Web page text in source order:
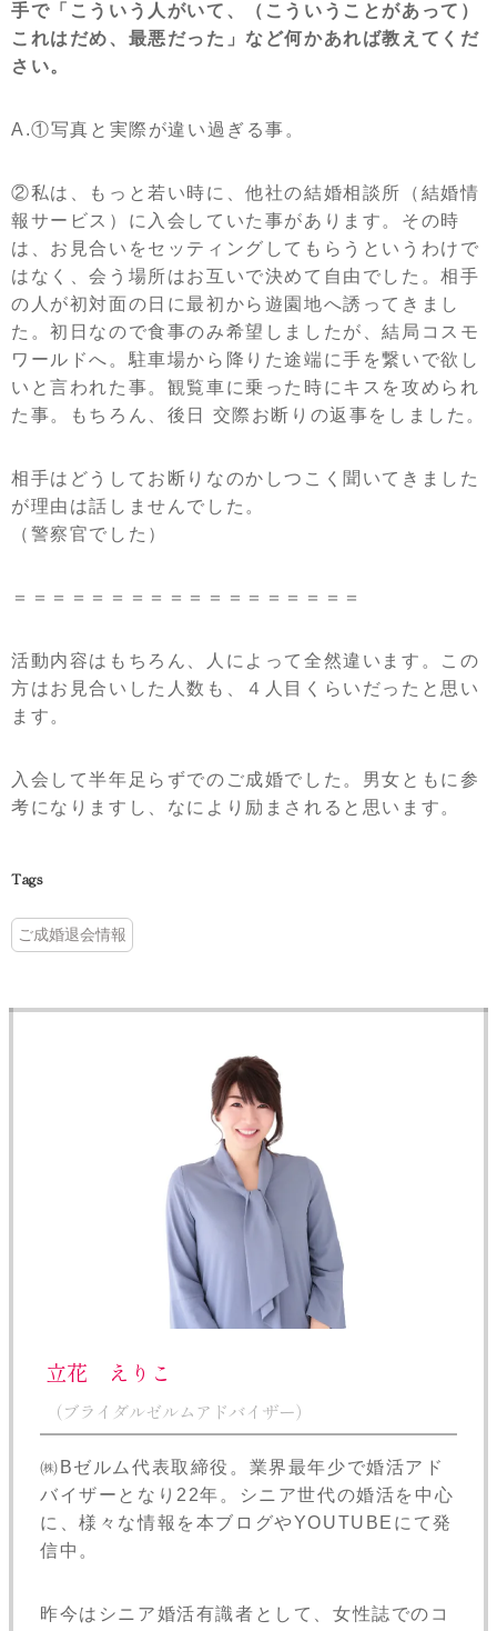
手で「こういう人がいて、（こういうことがあって）
これはだめ、最悪だった」など何かあれば教えてくだ
さい。
A.①写真と実際が違い過ぎる事。
②私は、もっと若い時に、他社の結婚相談所（結婚情
報サービス）に入会していた事があります。その時
は、お見合いをセッティングしてもらうというわけで
はなく、会う場所はお互いで決めて自由でした。相手
の人が初対面の日に最初から遊園地へ誘ってきまし
た。初日なので食事のみ希望しましたが、結局コスモ
ワールドへ。駐車場から降りた途端に手を繋いで欲し
いと言われた事。観覧車に乗った時にキスを攻められ
た事。もちろん、後日 交際お断りの返事をしました。
相手はどうしてお断りなのかしつこく聞いてきました
が理由は話しませんでした。
（警察官でした）
＝＝＝＝＝＝＝＝＝＝＝＝＝＝＝＝＝＝
活動内容はもちろん、人によって全然違います。この
方はお見合いした人数も、４人目くらいだったと思い
ます。
入会して半年足らずでのご成婚でした。男女ともに参
考になりますし、なにより励まされると思います。
Tags
ご成婚退会情報
立花 えりこ
（ブライダルゼルムアドバイザー）
㈱Bゼルム代表取締役。業界最年少で婚活アド
バイザーとなり22年。シニア世代の婚活を中心
に、様々な情報を本ブログやYOUTUBEにて発
信中。
昨今はシニア婚活有識者として、女性誌でのコ